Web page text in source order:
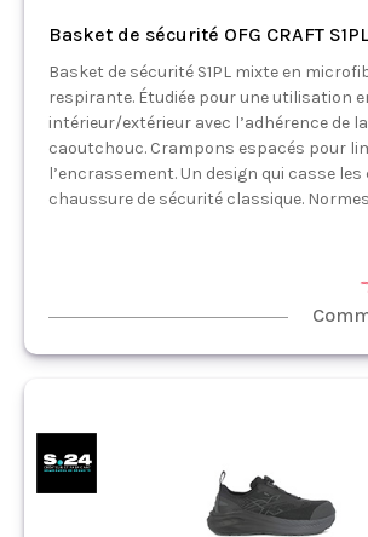
Basket de sécurité OFG CRAFT S1PL
Basket de sécurité S1PL mixte en
respirante. Étudiée pour une utilisation
intérieur/extérieur avec l’adhérence de
caoutchouc. Crampons espacés pour
l’encrassement. Un design qui casse les
chaussure de sécurité classique. Normes :